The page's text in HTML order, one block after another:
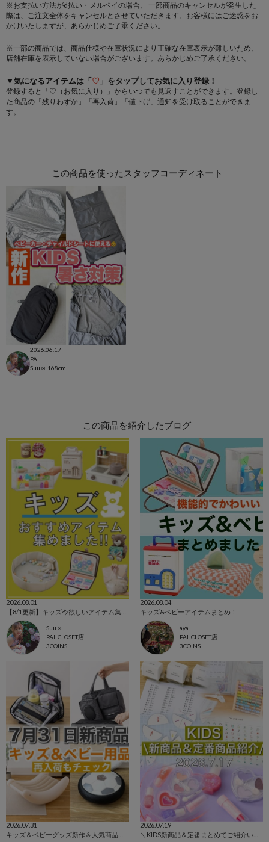
※お支払い方法がd払い・メルペイの場合、 一部商品のキャンセルが発生した
際は、ご注文全体をキャンセルとさせていただきます。お客様にはご迷惑をお
かけいたしますが、あらかじめご了承ください。
※一部の商品では、商品仕様や在庫状況により正確な在庫表示が難しいため、
店舗在庫を表示していない場合がございます。あらかじめご了承ください。
▼気になるアイテムは「♡ 」をタップしてお気に入り登録！
登録すると「♡（お気に入り）」からいつでも見返すことができます。登録し
た商品の「残りわずか」「再入荷」「値下げ」通知を受け取ることができま
す。
この商品を使ったスタッフコーディネート
2026.06.17
Suu☺︎ 168cm
この商品を紹介したブログ
2026.08.01
Suu☺︎
PAL CLOSET店
3COINS
2026.08.04
キッズ&ベビーアイテムまとめ！
aya
PAL CLOSET店
3COINS
2026.07.31
2026.07.19